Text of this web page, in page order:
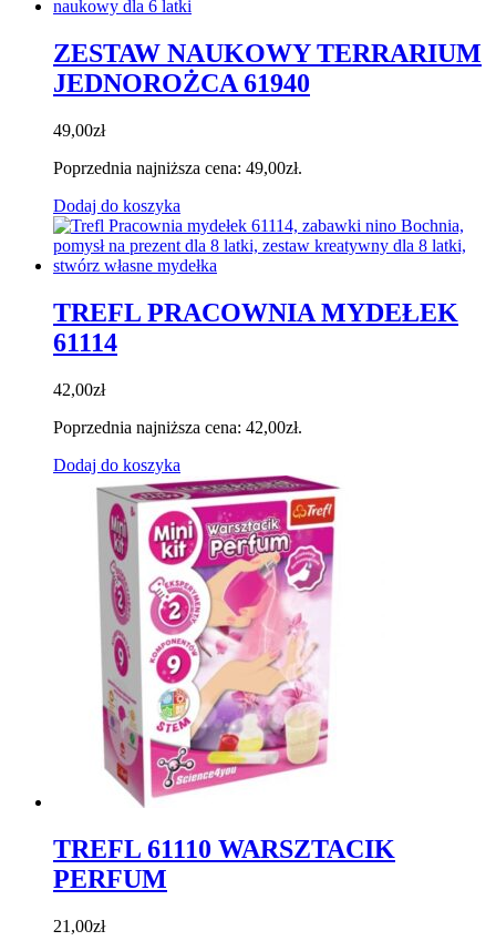
ZESTAW NAUKOWY TERRARIUM
JEDNOROŻCA 61940
49,00zł
Poprzednia najniższa cena: 49,00zł.
Dodaj do koszyka
TREFL PRACOWNIA MYDEŁEK
61114
42,00zł
Poprzednia najniższa cena: 42,00zł.
Dodaj do koszyka
TREFL 61110 WARSZTACIK
PERFUM
21,00zł